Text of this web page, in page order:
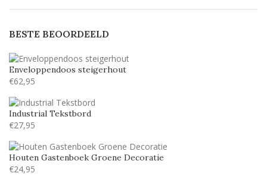
Stencil 9
Tamarillo JF
BESTE BEOORDEELD
Enveloppendoos steigerhout
€62,95
Industrial Tekstbord
€27,95
Houten Gastenboek Groene Decoratie
€24,95